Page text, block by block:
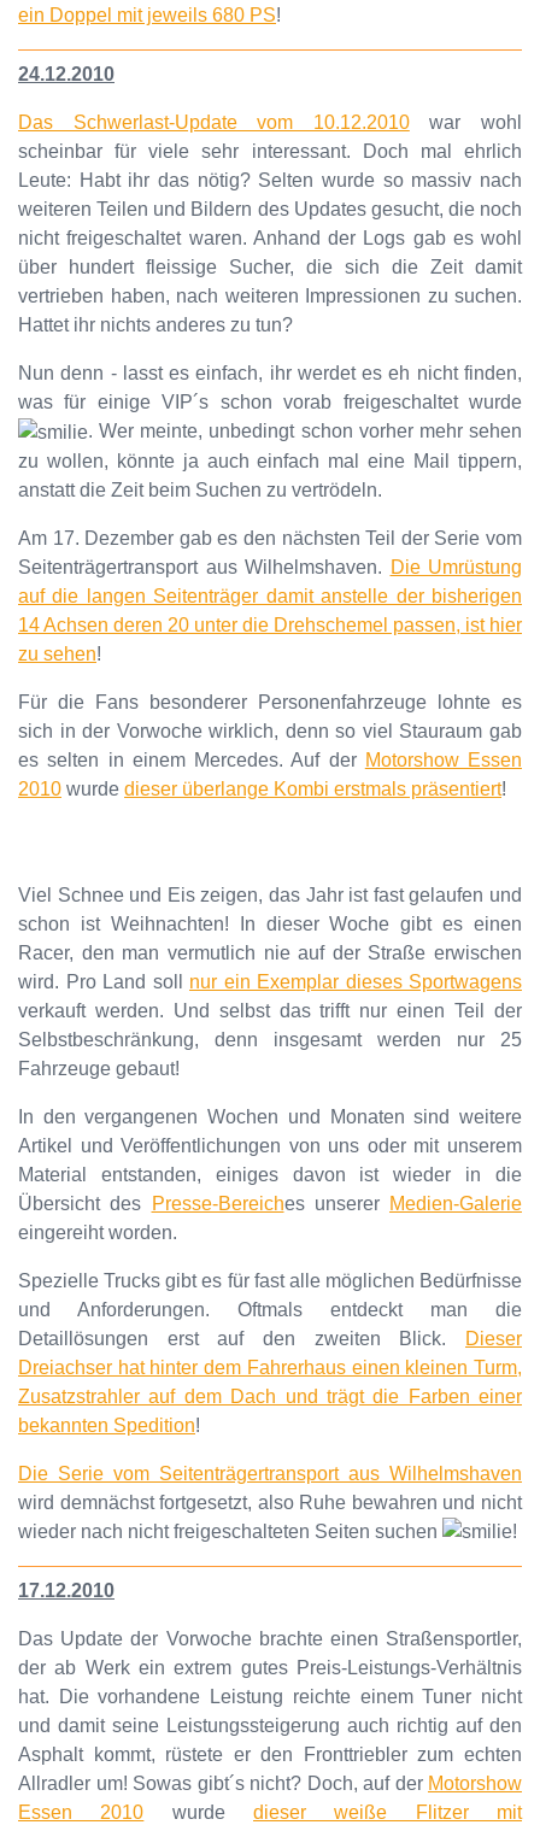
ein Doppel mit jeweils 680 PS!
24.12.2010
Das Schwerlast-Update vom 10.12.2010war wohl
scheinbar für viele sehr interessant. Doch mal ehrlich
Leute: Habt ihr das nötig? Selten wurde so massiv nach
weiteren Teilen und Bildern des Updates gesucht, die noch
nicht freigeschaltet waren. Anhand der Logs gab es wohl
über hundert fleissige Sucher, die sich die Zeit damit
vertrieben haben, nach weiteren Impressionen zu suchen.
Hattet ihr nichts anderes zu tun?
Nun denn - lasst es einfach, ihr werdet es eh nicht finden,
was für einige VIP´s schon vorab freigeschaltet wurde
. Wer meinte, unbedingt schon vorher mehr sehen
zu wollen, könnte ja auch einfach mal eine Mail tippern,
anstatt die Zeit beim Suchen zu vertrödeln.
Am 17. Dezember gab es den nächsten Teil der Serie vom
Seitenträgertransport aus Wilhelmshaven. Die Umrüstung
auf die langen Seitenträger damit anstelle der bisherigen
14 Achsen deren 20 unter die Drehschemel passen, ist hier
zu sehen!
Für die Fans besonderer Personenfahrzeuge lohnte es
sich in der Vorwoche wirklich, denn so viel Stauraum gab
es selten in einem Mercedes. Auf der Motorshow Essen
2010 wurde dieser überlange Kombi erstmals präsentiert!
Viel Schnee und Eis zeigen, das Jahr ist fast gelaufen und
schon ist Weihnachten! In dieser Woche gibt es einen
Racer, den man vermutlich nie auf der Straße erwischen
wird. Pro Land soll nur ein Exemplar dieses Sportwagens
verkauft werden. Und selbst das trifft nur einen Teil der
Selbstbeschränkung, denn insgesamt werden nur 25
Fahrzeuge gebaut!
In den vergangenen Wochen und Monaten sind weitere
Artikel und Veröffentlichungen von uns oder mit unserem
Material entstanden, einiges davon ist wieder in die
Übersicht des
Presse-Bereiches unserer Medien-Galerie
eingereiht worden.
Spezielle Trucks gibt es für fast alle möglichen Bedürfnisse
und Anforderungen. Oftmals entdeckt man die
Detaillösungen erst auf den zweiten Blick.
Dieser
Dreiachser hat hinter dem Fahrerhaus einen kleinen Turm,
Zusatzstrahler auf dem Dach und trägt die Farben einer
bekannten Spedition!
Die Serie vom Seitenträgertransport aus Wilhelmshaven
wird demnächst fortgesetzt, also Ruhe bewahren und nicht
wieder nach nicht freigeschalteten Seiten suchen
!
17.12.2010
Das Update der Vorwoche brachte einen Straßensportler,
der ab Werk ein extrem gutes Preis-Leistungs-Verhältnis
hat. Die vorhandene Leistung reichte einem Tuner nicht
und damit seine Leistungssteigerung auch richtig auf den
Asphalt kommt, rüstete er den Fronttriebler zum echten
Allradler um! Sowas gibt´s nicht? Doch, auf der Motorshow
Essen 2010 wurdedieser weiße Flitzer mit